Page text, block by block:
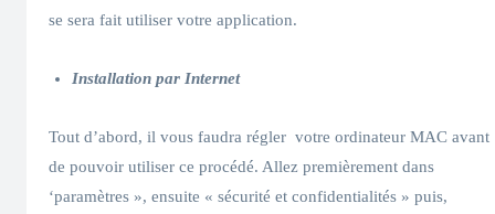
se sera fait utiliser votre application.
Installation par Internet
Tout d’abord, il vous faudra régler votre ordinateur MAC avant
de pouvoir utiliser ce procédé. Allez premièrement dans
‘paramètres », ensuite « sécurité et confidentialités » puis,